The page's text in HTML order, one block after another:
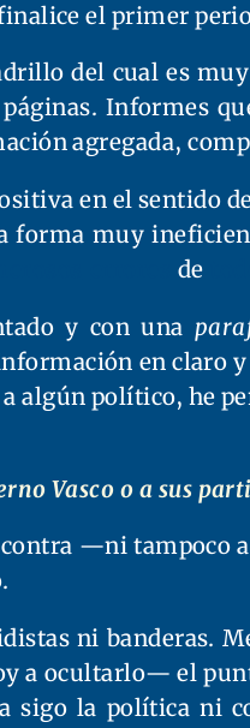
el primer
del cual es
Informes
agregada,
en el sentido
forma muy
de
y con una
en claro
algún político, he
Vasco o a sus
contra —ni
ni banderas.
a ocultarlo— el
la política ni